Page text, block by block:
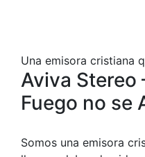
Una emisora cristiana
Aviva Stereo
Fuego no se
Somos una emisora